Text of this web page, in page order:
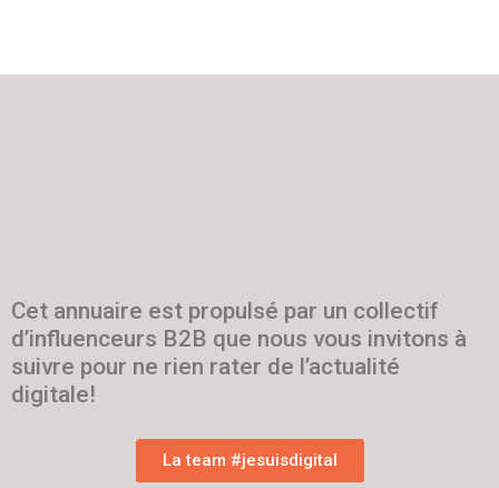
Cet annuaire est propulsé par un collectif
d’influenceurs B2B que nous vous invitons à
suivre pour ne rien rater de l’actualité
digitale!
La team #jesuisdigital